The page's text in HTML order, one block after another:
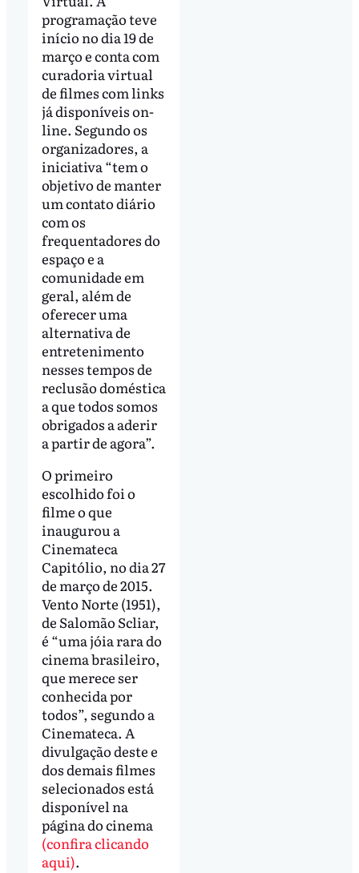
programação teve
início no dia 19 de
março e conta com
curadoria virtual
de filmes com links
já disponíveis on-
line. Segundo os
organizadores, a
iniciativa “tem o
objetivo de manter
um contato diário
com os
frequentadores do
espaço e a
comunidade em
geral, além de
oferecer uma
alternativa de
entretenimento
nesses tempos de
reclusão doméstica
a que todos somos
obrigados a aderir
a partir de agora”.
O primeiro
escolhido foi o
filme o que
inaugurou a
Cinemateca
Capitólio, no dia 27
de março de 2015.
Vento Norte (1951),
de Salomão Scliar,
é “uma jóia rara do
cinema brasileiro,
que merece ser
conhecida por
todos”, segundo a
Cinemateca. A
divulgação deste e
dos demais filmes
selecionados está
disponível na
página do cinema
(confira clicando
aqui).